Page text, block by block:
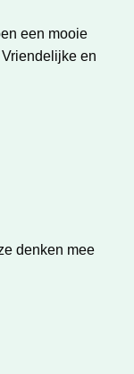
een mooie
en
denken mee